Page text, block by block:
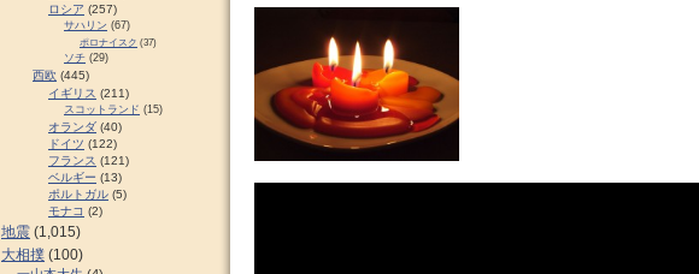
ロシア (257)
サハリン (67)
ポロナイスク (37)
ソチ (29)
西欧 (445)
イギリス (211)
スコットランド (15)
オランダ (40)
ドイツ (122)
フランス (121)
ベルギー (13)
ポルトガル (5)
モナコ (2)
地震 (1,015)
大相撲 (100)